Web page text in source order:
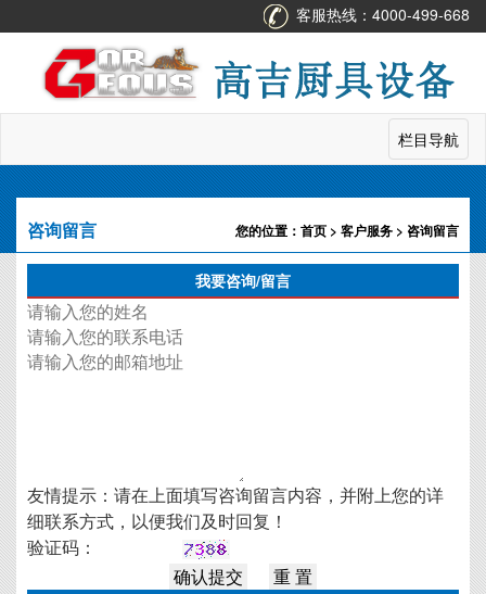
客服热线： 4000-499-668
栏目导航
咨询留言 您的位置： 首页 > 客户服务 > 咨询留言
我要咨询/留言
友情提示：请在上面填写咨询留言内容，并附上您的详
细联系方式，以便我们及时回复！
验证码：